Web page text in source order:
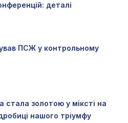
деталі
ПСЖ у контрольному
стала золотою у міксті на
нашого тріумфу